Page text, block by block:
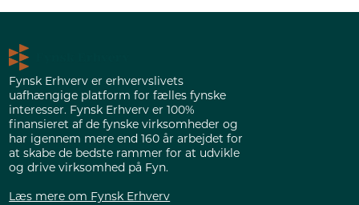
Fynsk Erhverv er erhvervslivets
uafhængige platform for fælles fynske
interesser. Fynsk Erhverv er 100%
finansieret af de fynske virksomheder og
har igennem mere end 160 år arbejdet for
at skabe de bedste rammer for at udvikle
og drive virksomhed på Fyn.
Læs mere om Fynsk Erhverv